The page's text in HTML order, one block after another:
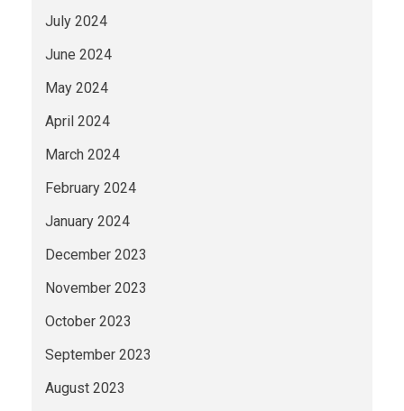
July 2024
June 2024
May 2024
April 2024
March 2024
February 2024
January 2024
December 2023
November 2023
October 2023
September 2023
August 2023